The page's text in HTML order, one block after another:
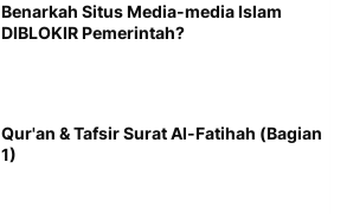
Benarkah Situs Media-media Islam
DIBLOKIR Pemerintah?
Qur'an & Tafsir Surat Al-Fatihah (Bagian
1)